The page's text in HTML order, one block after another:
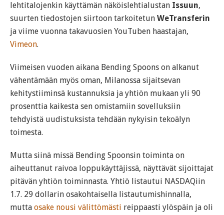
lehtitalojenkin käyttämän näköislehtialustan Issuun,
suurten tiedostojen siirtoon tarkoitetun WeTransferin
ja viime vuonna takavuosien YouTuben haastajan,
Vimeon.
Viimeisen vuoden aikana Bending Spoons on alkanut
vähentämään myös oman, Milanossa sijaitsevan
kehitystiiminsä kustannuksia ja yhtiön mukaan yli 90
prosenttia kaikesta sen omistamiin sovelluksiin
tehdyistä uudistuksista tehdään nykyisin tekoälyn
toimesta.
Mutta siinä missä Bending Spoonsin toiminta on
aiheuttanut raivoa loppukäyttäjissä, näyttävät sijoittajat
pitävän yhtiön toiminnasta. Yhtiö listautui NASDAQiin
1.7. 29 dollarin osakohtaisella listautumishinnalla,
mutta osake nousi välittömästi reippaasti ylöspäin ja oli